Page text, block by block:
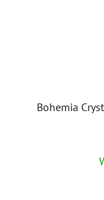
Bohemia